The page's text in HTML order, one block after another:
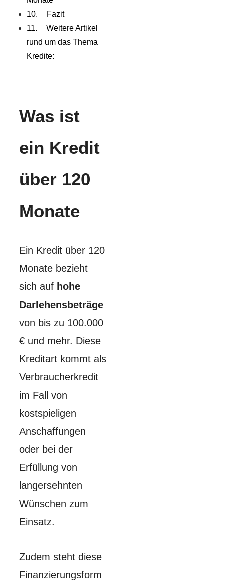
Fazit
Weitere Artikel
rund um das Thema
Kredite:
Was ist
ein Kredit
über 120
Monate
Ein Kredit über 120
Monate bezieht
sich auf hohe
Darlehensbeträge
von bis zu 100.000
€ und mehr. Diese
Kreditart kommt als
Verbraucherkredit
im Fall von
kostspieligen
Anschaffungen
oder bei der
Erfüllung von
langersehnten
Wünschen zum
Einsatz.
Zudem steht diese
Finanzierungsform